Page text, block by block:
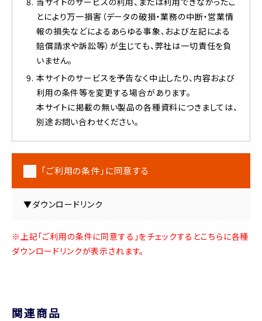
とにより万一損害（データの破損・業務の中断・営業情
報の損失などによるあらゆる事象、および左記による
賠償請求や訴訟等）が生じても、弊社は一切責任を負
いません。
本サイトのサービスを予告なく中止したり、内容および
利用の条件等を変更する場合があります。
本サイトに掲載の無い製品の各種資料につきましては、
別途お問い合わせください。
「ご利用の条件」に同意する
▼ダウンロードリンク
※上記「ご利用の条件に同意する」をチェックするとこちらに各種
ダウンロードリンクが表示されます。
関連商品